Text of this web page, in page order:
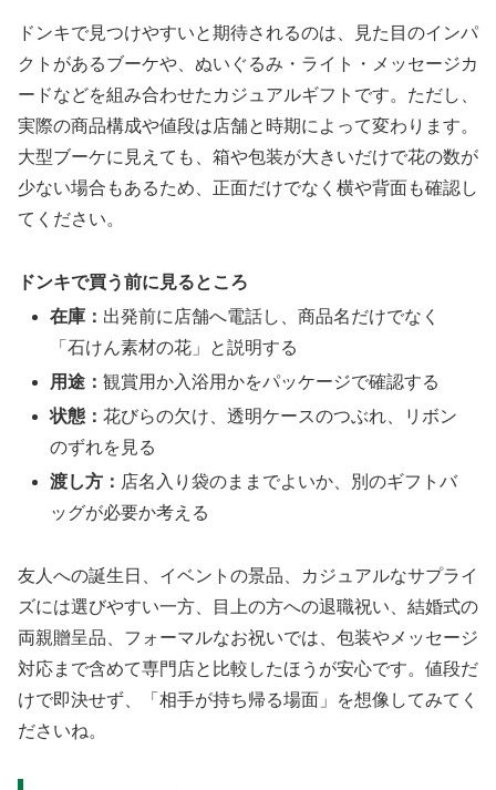
ドンキで見つけやすいと期待されるのは、見た目のインパ
クトがあるブーケや、ぬいぐるみ・ライト・メッセージカ
ードなどを組み合わせたカジュアルギフトです。ただし、
実際の商品構成や値段は店舗と時期によって変わります。
大型ブーケに見えても、箱や包装が大きいだけで花の数が
少ない場合もあるため、正面だけでなく横や背面も確認し
てください。
ドンキで買う前に見るところ
在庫： 出発前に店舗へ電話し、商品名だけでなく
「石けん素材の花」と説明する
用途：観賞用か入浴用かをパッケージで確認する
状態：花びらの欠け、透明ケースのつぶれ、リボン
のずれを見る
渡し方： 店名入り袋のままでよいか、別のギフトバ
ッグが必要か考える
友人への誕生日、イベントの景品、カジュアルなサプライ
ズには選びやすい一方、目上の方への退職祝い、結婚式の
両親贈呈品、フォーマルなお祝いでは、包装やメッセージ
対応まで含めて専門店と比較したほうが安心です。値段だ
けで即決せず、「相手が持ち帰る場面」を想像してみてく
ださいね。